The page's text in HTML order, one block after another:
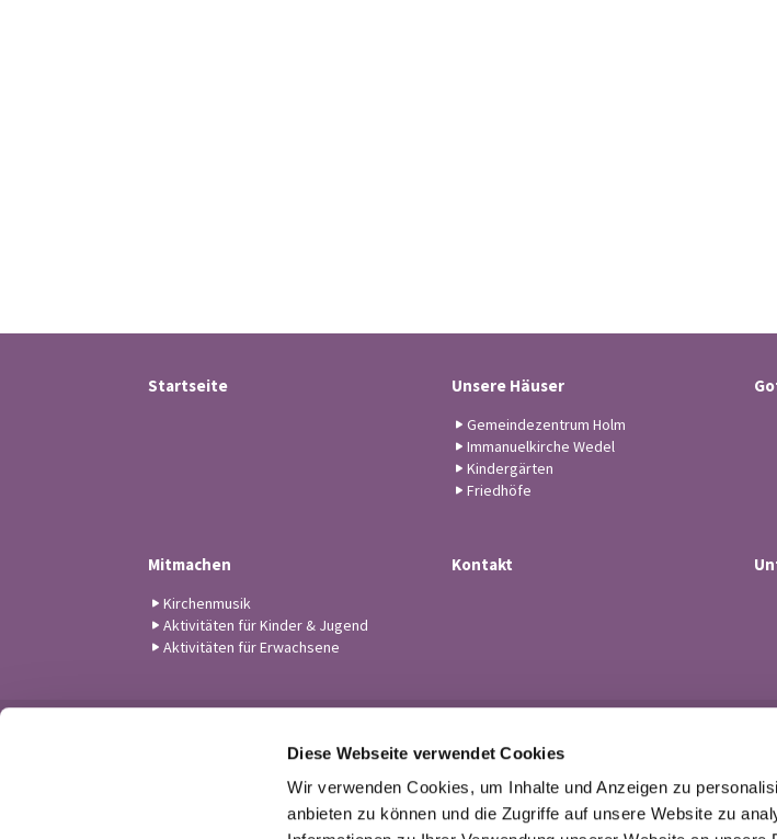
Diese Webseite verwendet Cookies
Wir verwenden Cookies, um Inhalte und Anzeigen zu
anbieten zu können und die Zugriffe auf unsere Website zu
Startseite Unsere Häuser
Gemeindezentrum Holm
Immanuelkirche Wedel
Kindergärten
Friedhöfe
Mitmachen
Kirchenmusik
Aktivitäten für Kinder & Jugend
Aktivitäten für Erwachsene
Kontakt
 Tel. 04103-